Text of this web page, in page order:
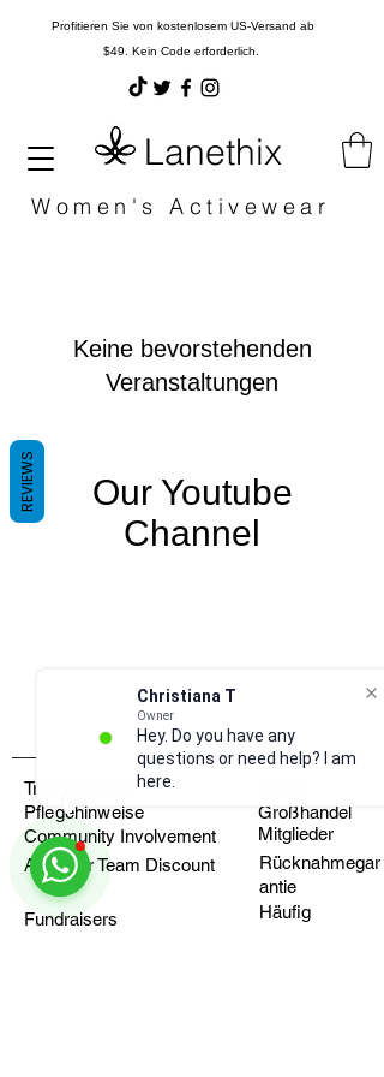
Christiana T
Owner
Hey. Do you have any
questions or need help? I am
here.
Lanethix
Profitieren Sie von kostenlosem US-Versand ab
$49. Kein Code erforderlich.
Women's Activewear
Keine bevorstehenden
Veranstaltungen
Our Youtube
Channel
Triff das Team
Pflegehinweise
Community Involvement
Großhandel
Mitglieder
Apply for Team Discount
Rücknahmegar
antie
Fundraisers
Häufig
REVIEWS